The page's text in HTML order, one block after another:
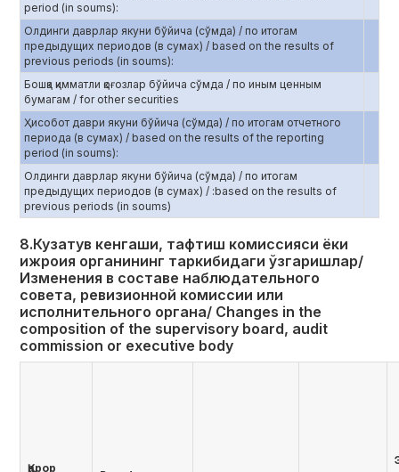
period (in soums):
Олдинги даврлар якуни бўйича (сўмда) / по итогам
предыдущих периодов (в сумах) / based on the results of
previous periods (in soums):
Бошқа қимматли қоғозлар бўйича сўмда / по иным ценным
бумагам / for other securities
Ҳисобот даври якуни бўйича (сўмда) / по итогам отчетного
периода (в сумах) / based on the results of the reporting
period (in soums):
Олдинги даврлар якуни бўйича (сўмда) / по итогам
предыдущих периодов (в сумах) / :based on the results of
previous periods (in soums)
8.Кузатув кенгаши, тафтиш комиссияси ёки
ижроия органининг таркибидаги ўзгаришлар/
Изменения в составе наблюдательного
совета, ревизионной комиссии или
исполнительного органа/ Changes in the
composition of the supervisory board, audit
commission or executive body
Қарор